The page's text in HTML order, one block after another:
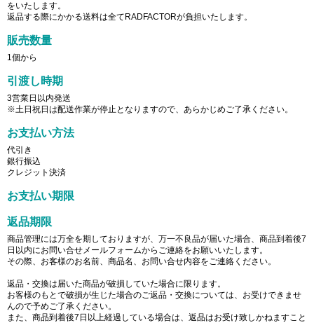
をいたします。
返品する際にかかる送料は全てRADFACTORが負担いたします。
販売数量
1個から
引渡し時期
3営業日以内発送
※土日祝日は配送作業が停止となりますので、あらかじめご了承ください。
お支払い方法
代引き
銀行振込
クレジット決済
お支払い期限
返品期限
商品管理には万全を期しておりますが、万一不良品が届いた場合、商品到着後7
日以内にお問い合せメールフォームからご連絡をお願いいたします。
その際、お客様のお名前、商品名、お問い合せ内容をご連絡ください。
返品・交換は届いた商品が破損していた場合に限ります。
お客様のもとで破損が生じた場合のご返品・交換については、お受けできませ
んので予めご了承ください。
また、商品到着後7日以上経過している場合は、返品はお受け致しかねますこと